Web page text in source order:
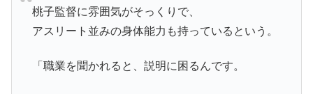
桃子監督に雰囲気がそっくりで、
アスリート並みの身体能力も持っているという。
「職業を聞かれると、説明に困るんです。